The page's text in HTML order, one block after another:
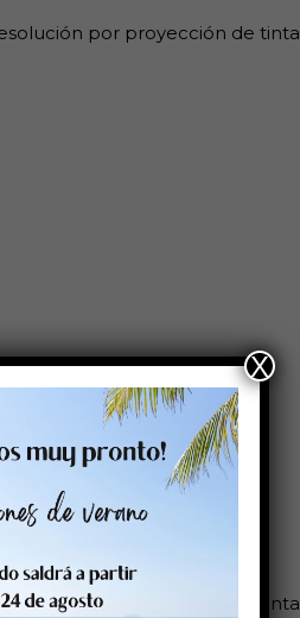
por proyección de tinta
por proyección de tinta
X